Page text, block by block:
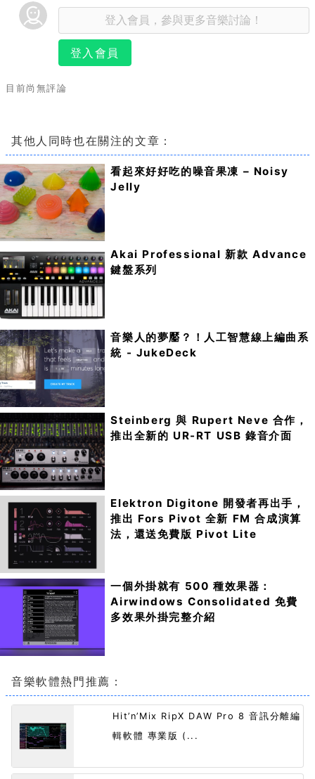
登入會員
目前尚無評論
其他人同時也在關注的文章：
看起來好好吃的噪音果凍 – Noisy
Jelly
Akai Professional 新款 Advance
鍵盤系列
音樂人的夢靨？！人工智慧線上編曲系
統 - JukeDeck
Steinberg 與 Rupert Neve 合作，
推出全新的 UR-RT USB 錄音介面
Elektron Digitone 開發者再出手，
推出 Fors Pivot 全新 FM 合成演算
法，還送免費版 Pivot Lite
一個外掛就有 500 種效果器：
Airwindows Consolidated 免費
多效果外掛完整介紹
音樂軟體熱門推薦：
Hit’n’Mix RipX DAW Pro 8 音訊分離編
輯軟體 專業版 (...